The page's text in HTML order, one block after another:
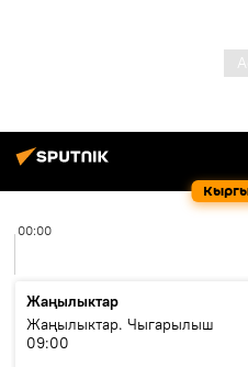
00:00
Жаңылыктар
Жаңылыктар. Чыгарылыш
09:00